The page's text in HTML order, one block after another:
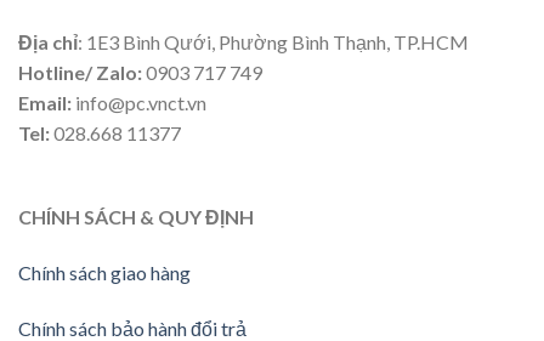
Địa chỉ: 1E3 Bình Qưới, Phường Bình Thạnh, TP.HCM
Hotline/ Zalo:0903 717 749
Email: info@pc.vnct.vn
Tel:028.668 11377
CHÍNH SÁCH & QUY ĐỊNH
Chính sách giao hàng
Chính sách bảo hành đổi trả